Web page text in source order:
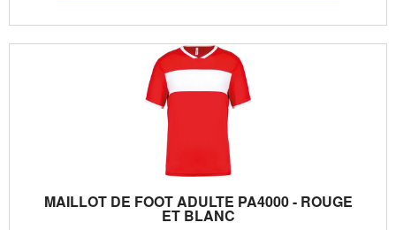
MAILLOT DE FOOT ADULTE PA4000 - ROUGE
ET BLANC